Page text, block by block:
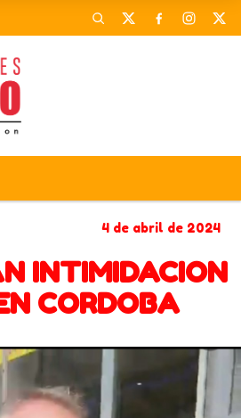
4 de abril de 2024
INTIMIDACION
CORDOBA